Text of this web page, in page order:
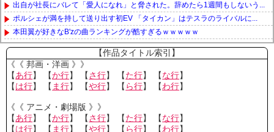
出自が社長にバレて「愛人になれ」と脅された。辞めたら1週間もしないう...
ポルシェが満を持して送り出す初EV 「タイカン」はテスラのライバルに...
本田翼が好きなB'zの曲ランキングが酷すぎるｗｗｗｗｗ
Powered by livedoor 相互RSS
【作品タイトル索引】
《《 邦画・洋画 》》
【あ行】 【か行】 【さ行】 【た行】 【な行】
【は行】 【 ま行】 【や行】 【 ら行】 【わ行】
《《 アニメ・劇場版 》》
【あ行】 【か行】 【さ行】 【た行】 【な行】
【は行】 【 ま行】 【や行】 【 ら行】 【わ行】